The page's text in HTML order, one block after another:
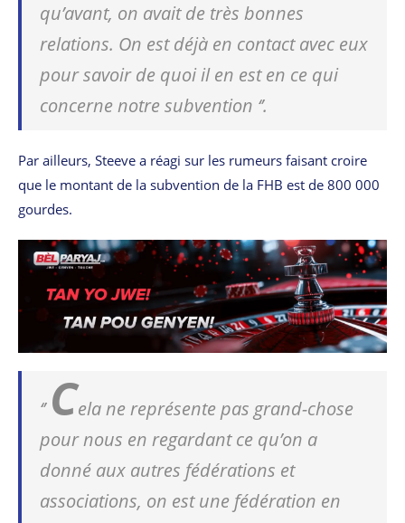
qu’avant, on avait de très bonnes
relations. On est déjà en contact avec eux
pour savoir de quoi il en est en ce qui
concerne notre subvention ‘’.
Par ailleurs, Steeve a réagi sur les rumeurs faisant croire
que le montant de la subvention de la FHB est de 800 000
gourdes.
‘’ Cela ne représente pas grand-chose
pour nous en regardant ce qu’on a
donné aux autres fédérations et
associations, on est une fédération en